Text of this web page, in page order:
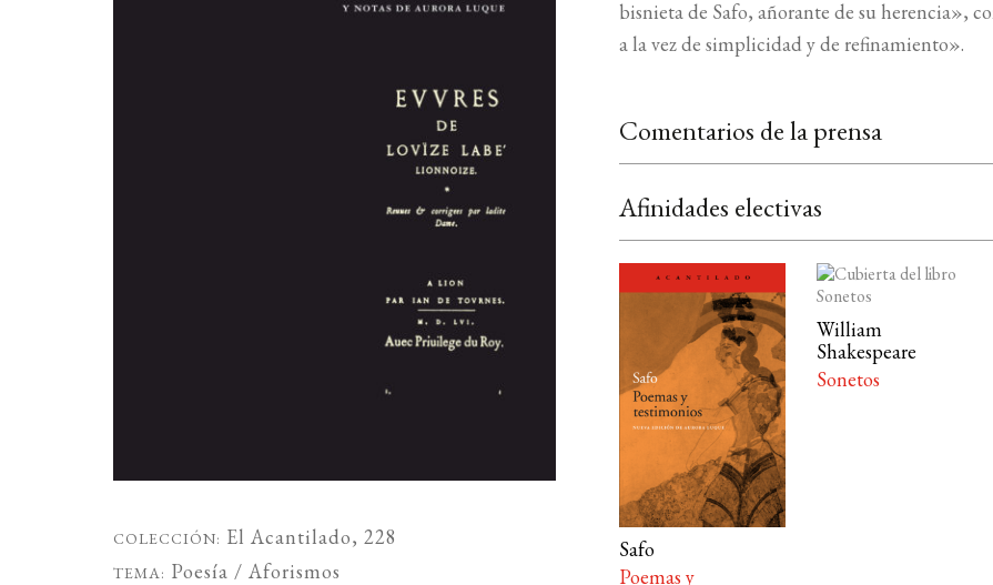
COLECCIÓN: El Acantilado, 228
TEMA: Poesía / Aforismos
bisnieta de Safo, añorante de su herencia»,
a la vez de simplicidad y de refinamiento».
Comentarios de la prensa
Afinidades electivas
Safo
Poemas y
William
Shakespeare
Sonetos